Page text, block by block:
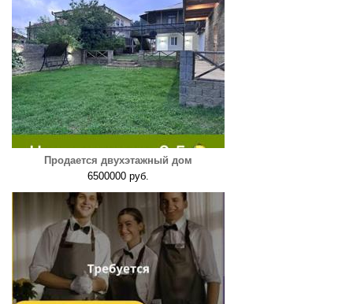
Продается двухэтажный дом
6500000 руб.